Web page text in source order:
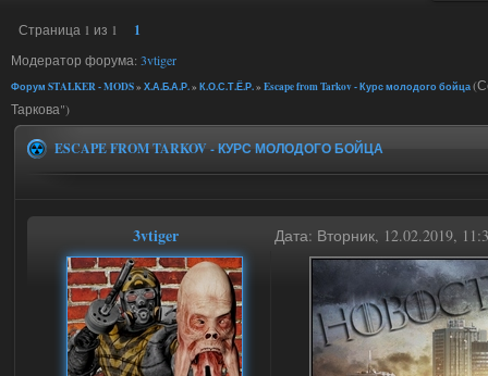
Страница 1 из 1 1
Модератор форума: 3vtiger
Форум STALKER - MODS» Х.А.Б.А.Р.» К.О.С.Т.Ё.Р.» Escape from Tarkov - Курс молодого бойца
Таркова")
ESCAPE FROM TARKOV - КУРС МОЛОДОГО БОЙЦА
3vtiger Дата: Вторник, 12.02.2019,